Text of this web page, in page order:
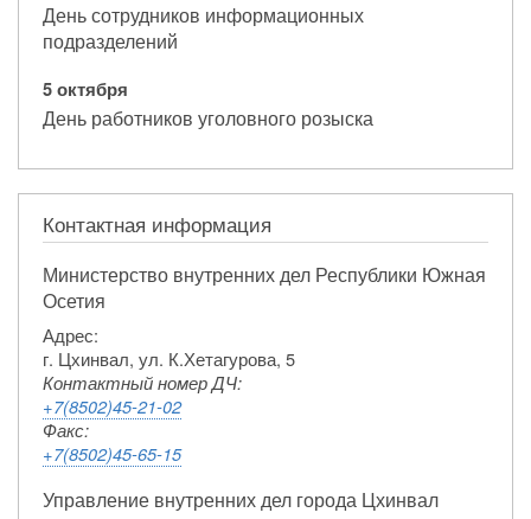
День сотрудников информационных
подразделений
5 октября
День работников уголовного розыска
Контактная информация
Министерство внутренних дел Республики Южная
Осетия
Адрес:
г. Цхинвал, ул. К.Хетагурова, 5
Контактный номер ДЧ:
+7(8502)45-21-02
Факс:
+7(8502)45-65-15
Управление внутренних дел города Цхинвал